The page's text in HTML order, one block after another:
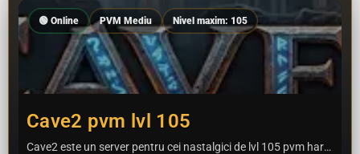
Cave2 pvm lvl 105
Cave2 este un server pentru cei nastalgici de lvl 105 pvm hard spre mediu fara alchimie dar are pet, mount ,…
🟢 Online PVM Mediu Nivel maxim: 105